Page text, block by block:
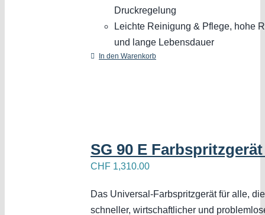
Druckregelung
Leichte Reinigung & Pflege, hohe
und lange Lebensdauer
In den Warenkorb
SG 90 E
CHF 1,310.00
Das Universal-Farbspritzgerät für alle,
schneller, wirtschaftlicher und